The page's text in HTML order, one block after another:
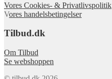
Vores Cookies- & Privatlivspolitik
Vores handelsbetingelser
Tilbud.dk
Om Tilbud
Se webshoppen